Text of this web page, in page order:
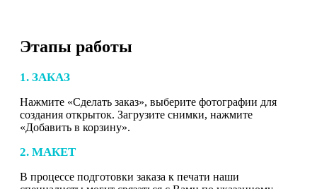
Этапы работы
1. ЗАКАЗ
Нажмите «Сделать заказ», выберите фотографии для
создания открыток. Загрузите снимки, нажмите
«Добавить в корзину».
2. МАКЕТ
В процессе подготовки заказа к печати наши